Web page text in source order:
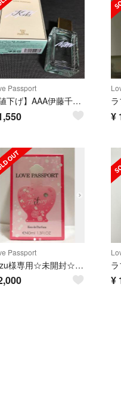
Passport
【値下げ】AAA伊藤千晃 キキ オードパルファム
¥
Passport
bazu様専用☆未開封☆ラブ パスポート イット フラワリー 40ml
¥